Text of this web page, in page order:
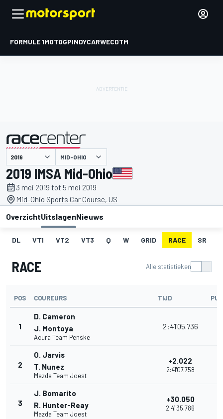
FORMULE 1MOTOGPINDYCARWECDTM
gepresenteerd door MID-OHIO
2019 IMSA Mid-Ohio
3 mei 2019 tot 5 mei 2019
Mid-Ohio Sports Car Course, US
OverzichtUitslagenNieuws
DL VT1 VT2 VT3 Q W GRID RACE SR
RACE Alle statistieken
POS COUREURS TIJD
1
D. Cameron
J. Montoya
Acura Team Penske
2:41'05.736
2
O. Jarvis
T. Nunez
Mazda Team Joest
+2.022
2:41'07.758
3
J. Bomarito
R. Hunter-Reay
Mazda Team Joest
+30.050
2:41'35.786